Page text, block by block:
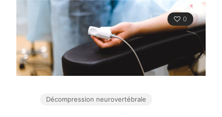
0
Décompression neurovertébrale